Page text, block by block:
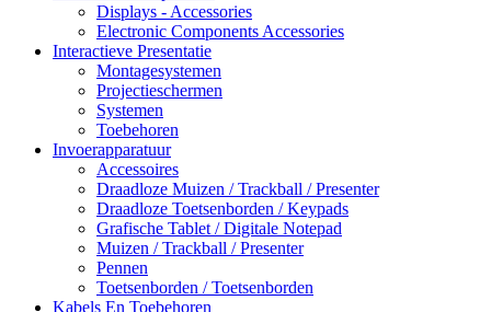
Displays - Accessories
Electronic Components Accessories
Interactieve Presentatie
Montagesystemen
Projectieschermen
Systemen
Toebehoren
Invoerapparatuur
Accessoires
Draadloze Muizen / Trackball / Presenter
Draadloze Toetsenborden / Keypads
Grafische Tablet / Digitale Notepad
Muizen / Trackball / Presenter
Pennen
Toetsenborden / Toetsenborden
Kabels En Toebehoren